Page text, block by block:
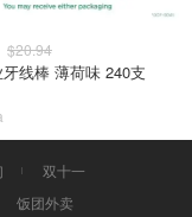
$20.94
线棒 薄荷味 240支
双十一
饭团外卖